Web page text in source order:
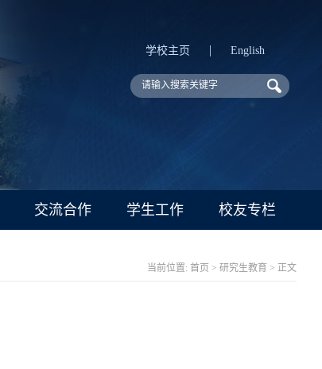
学校主页 | English
交流合作 学生工作 校友专栏
当前位置: 首页 > 研究生教育 > 正文